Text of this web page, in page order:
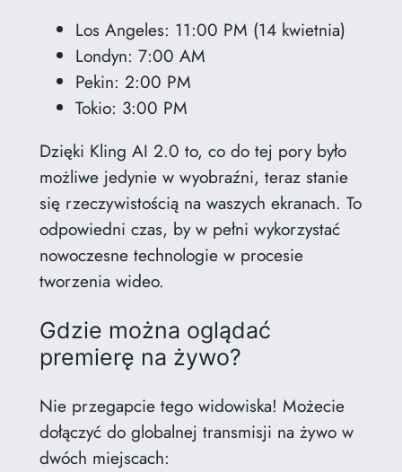
Los Angeles: 11:00 PM (14 kwietnia)
Londyn: 7:00 AM
Pekin: 2:00 PM
Tokio: 3:00 PM
Dzięki Kling AI 2.0 to, co do tej pory było
możliwe jedynie w wyobraźni, teraz stanie
się rzeczywistością na waszych ekranach. To
odpowiedni czas, by w pełni wykorzystać
nowoczesne technologie w procesie
tworzenia wideo.
Gdzie można oglądać
premierę na żywo?
Nie przegapcie tego widowiska! Możecie
dołączyć do globalnej transmisji na żywo w
dwóch miejscach: